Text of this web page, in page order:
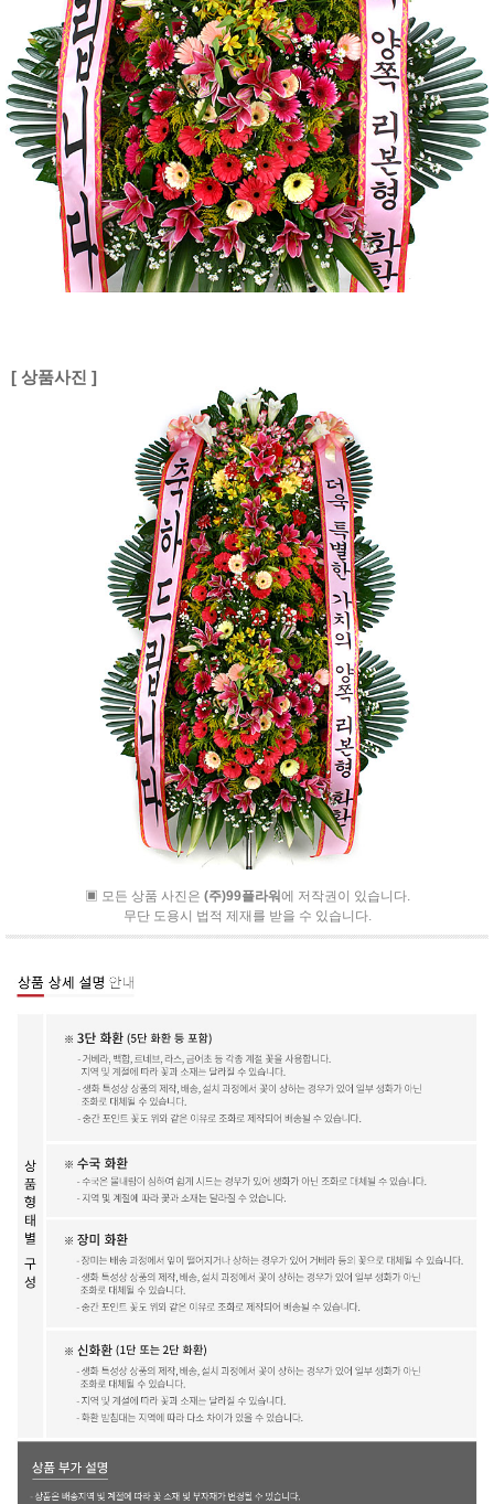
[ 상품사진 ]
▣ 모든 상품 사진은 (주)99플라워에 저작권이 있습니다.
무단 도용시 법적 제재를 받을 수 있습니다.